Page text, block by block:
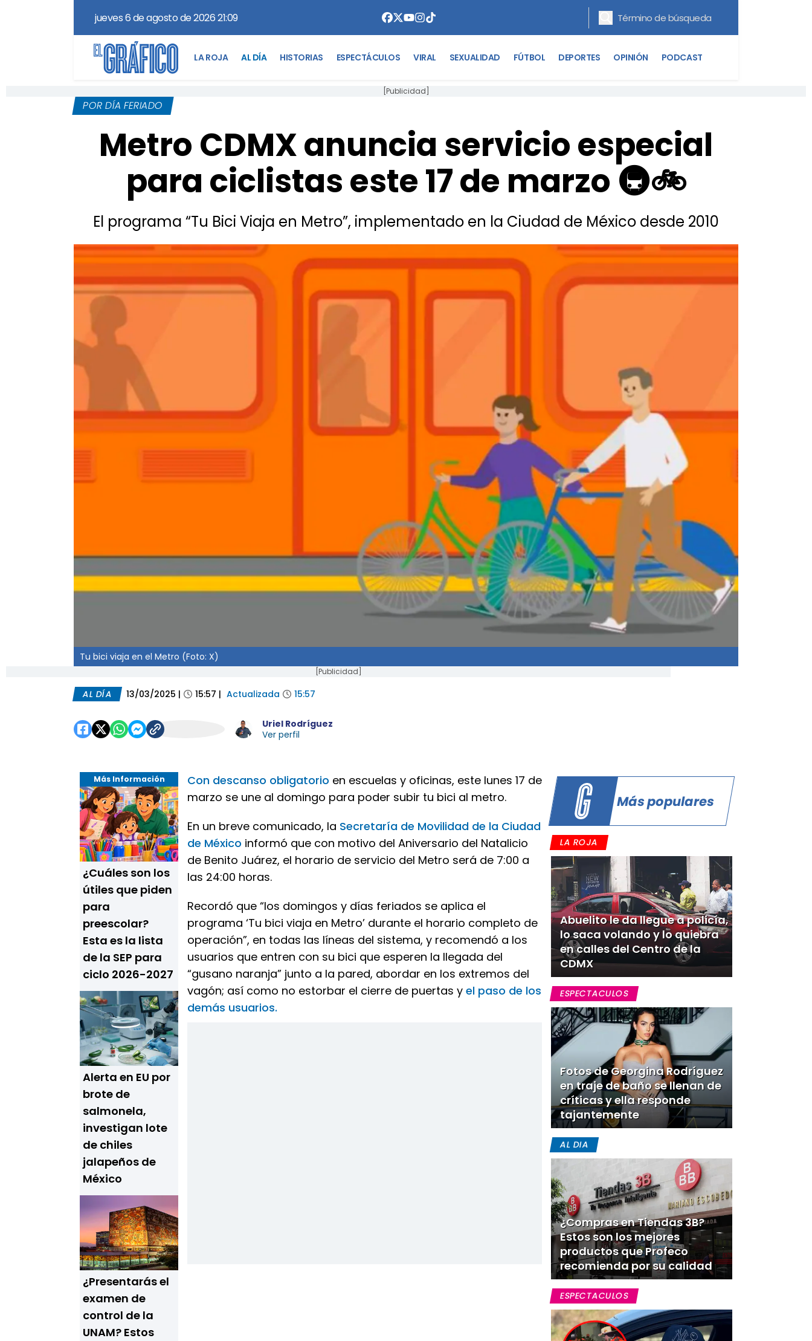
jueves 6 de agosto de 2026 21:09
LA ROJA AL DÍA HISTORIAS ESPECTÁCULOS VIRAL SEXUALIDAD FÚTBOL DEPORTES OPINIÓN PODCAST
[Publicidad]
POR DÍA FERIADO
Metro CDMX anuncia servicio especial
para ciclistas este 17 de marzo 🚇🚲
El programa “Tu Bici Viaja en Metro”, implementado en la Ciudad de México desde 2010
Tu bici viaja en el Metro (Foto: X)
[Publicidad]
AL DÍA 13/03/2025 | 15:57 | Actualizada 15:57
Uriel Rodríguez
Ver perfil
Más Información
¿Cuáles son los
útiles que piden
para
preescolar?
Esta es la lista
de la SEP para
ciclo 2026-2027
Alerta en EU por
brote de
salmonela,
investigan lote
de chiles
jalapeños de
México
¿Presentarás el
examen de
control de la
UNAM? Estos
Con descanso obligatorio en escuelas y oficinas, este lunes 17 de
marzo se une al domingo para poder subir tu bici al metro.
En un breve comunicado, la Secretaría de Movilidad de la Ciudad
de México informó que con motivo del Aniversario del Natalicio
de Benito Juárez, el horario de servicio del Metro será de 7:00 a
las 24:00 horas.
Recordó que “los domingos y días feriados se aplica el
programa ‘Tu bici viaja en Metro’ durante el horario completo de
operación”, en todas las líneas del sistema, y recomendó a los
usuarios que entren con su bici que esperen la llegada del
“gusano naranja” junto a la pared, abordar en los extremos del
vagón; así como no estorbar el cierre de puertas y el paso de los
demás usuarios.
Más populares
LA ROJA
Abuelito le da llegue a policía,
lo saca volando y lo quiebra
en calles del Centro de la
CDMX
ESPECTACULOS
Fotos de Georgina Rodríguez
en traje de baño se llenan de
críticas y ella responde
tajantemente
AL DIA
¿Compras en Tiendas 3B?
Estos son los mejores
productos que Profeco
recomienda por su calidad
ESPECTACULOS